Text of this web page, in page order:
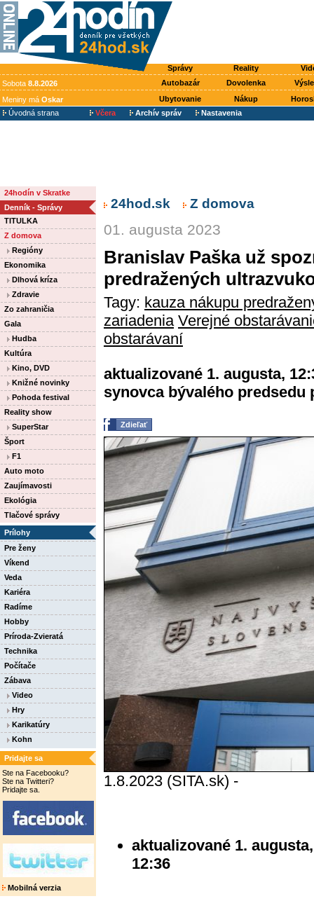
Správy Reality
Sobota 8.8.2026 Autobazár Dovolenka
Meniny má Oskar Ubytovanie Nákup
Úvodná strana
Včera Archív správ Nastavenia
24hodín v Skratke
Denník - Správy
TITULKA
Z domova
Regióny
Ekonomika
Dlhová kríza
Zdravie
Zo zahraničia
Gala
Hudba
Kultúra
Kino, DVD
Knižné novinky
Pohoda festival
Reality show
SuperStar
Šport
F1
Auto moto
Zaujímavosti
Ekológia
Tlačové správy
Prílohy
Pre ženy
Víkend
Veda
Kariéra
Radíme
Hobby
Príroda-Zvieratá
Technika
Počítače
Zábava
Video
Hry
Karikatúry
Kohn
Pridajte sa
Ste na Facebooku?
Ste na Twitteri?
Pridajte sa.
Mobilná verzia
24hod.sk Z domova
01. augusta 2023
Branislav Paška už
predražených
Tagy: kauza nákupu
zariadenia Verejné
obstarávaní
aktualizované 1. augusta,
synovca bývalého predsedu
Zdieľať
1.8.2023 (SITA.sk) -
aktualizované 1. augusta,
12:36